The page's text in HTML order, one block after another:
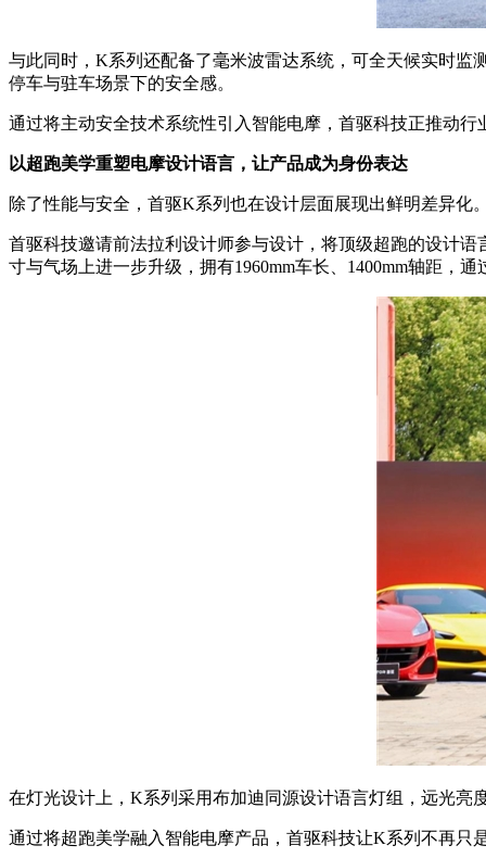
与此同时，K系列还配备了毫米波雷达系统，可全天候实时
停车与驻车场景下的安全感。
通过将主动安全技术系统性引入智能电摩，首驱科技正推动
以超跑美学重塑电摩设计语言，让产品成为身份表达
除了性能与安全，首驱K系列也在设计层面展现出鲜明差异化
首驱科技邀请前法拉利设计师参与设计，将顶级超跑的设计
寸与气场上进一步升级，拥有1960mm车长、1400mm轴距，
在灯光设计上，K系列采用布加迪同源设计语言灯组，远光亮
通过将超跑美学融入智能电摩产品，首驱科技让K系列不再